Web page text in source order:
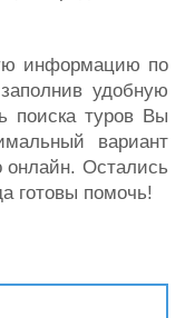
информацию по
удобную
поиска туров Вы
вариант
онлайн. Остались
готовы помочь!